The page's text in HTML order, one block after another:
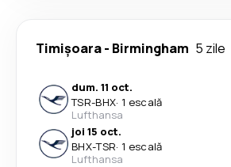
Timișoara- Birmingham 5 zile
dum. 11 oct.
TSR-BHX· 1 escală
Lufthansa
joi 15 oct.
BHX-TSR· 1 escală
Lufthansa